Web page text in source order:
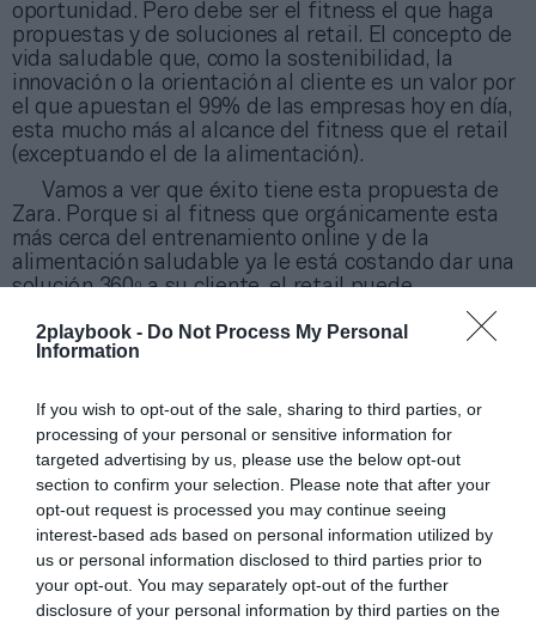
2playbook - Do Not Process My Personal
Information
If you wish to opt-out of the sale, sharing to third parties, or
processing of your personal or sensitive information for
targeted advertising by us, please use the below opt-out
section to confirm your selection. Please note that after your
opt-out request is processed you may continue seeing
interest-based ads based on personal information utilized by
us or personal information disclosed to third parties prior to
your opt-out. You may separately opt-out of the further
disclosure of your personal information by third parties on the
oportunidad. Pero debe ser el fitness el que haga
propuestas y de soluciones al retail. El concepto de
vida saludable que, como la sostenibilidad, la
innovación o la orientación al cliente es un valor por
el que apuestan el 99% de las empresas hoy en día,
esta mucho más al alcance del fitness que el retail
(exceptuando el de la alimentación).
Vamos a ver que éxito tiene esta propuesta de
Zara. Porque si al fitness que orgánicamente esta
más cerca del entrenamiento online y de la
alimentación saludable ya le está costando dar una
solución 360º a su cliente, el retail puede
Hubiera apostado más porque Zara se hubiera
recorrido.
Veremos.
Pedro Hidalgoes ex director de marketing y
comunicación de Clubs DiR y del Grupo Duet (Duet
Sports y Duet Fit). También es profesor en varios
másters en Retail Marketing en la Universidad de